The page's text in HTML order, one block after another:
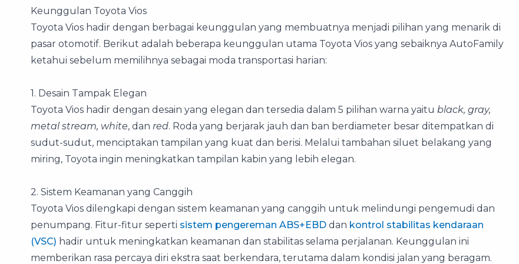
Keunggulan Toyota Vios
Toyota Vios hadir dengan berbagai keunggulan yang membuatnya menjadi pilihan yang menarik di
pasar otomotif. Berikut adalah beberapa keunggulan utama Toyota Vios yang sebaiknya AutoFamily
ketahui sebelum memilihnya sebagai moda transportasi harian:
1. Desain Tampak Elegan
Toyota Vios hadir dengan desain yang elegan dan tersedia dalam 5 pilihan warna yaitu black, gray,
metal stream, white, dan red. Roda yang berjarak jauh dan ban berdiameter besar ditempatkan di
sudut-sudut, menciptakan tampilan yang kuat dan berisi. Melalui tambahan siluet belakang yang
miring, Toyota ingin meningkatkan tampilan kabin yang lebih elegan.
2. Sistem Keamanan yang Canggih
Toyota Vios dilengkapi dengan sistem keamanan yang canggih untuk melindungi pengemudi dan
penumpang. Fitur-fitur seperti sistem pengereman ABS+EBD dan kontrol stabilitas kendaraan
(VSC) hadir untuk meningkatkan keamanan dan stabilitas selama perjalanan. Keunggulan ini
memberikan rasa percaya diri ekstra saat berkendara, terutama dalam kondisi jalan yang beragam.